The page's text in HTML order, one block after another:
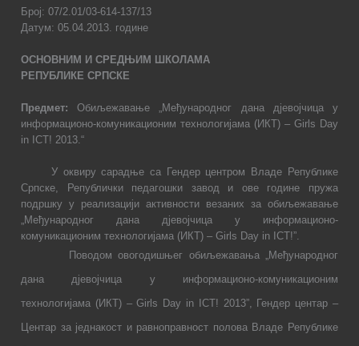
Број: 07/2.01/03-614-137/13
Датум:05 .04 2013. године
ОСНОВНИМ И СРЕДЊИМ ШКОЛАМА
РЕПУБЛИКЕ СРПСКЕ
Предмет:
Обиљежавање „Међународног дана дјевојчица у
информационо-комуникационим технологијама (ИКТ) – Girls Day
in ICT! 201 3.“
У оквиру сарадње са Гендер центром Владе Републике
Српске, Републички педагошки завод и ове године пружа
подршку у реализацији активности везаних за обиљежавање
„Међународног дана дјевојчица у информационо-
комуникационим технологијама (ИКТ)– Girls Day in ICT!”
Поводом овогодишњег обиљежавања „Међународног
дана дјевојчица у информационо-комуникационим
технологијама (ИКТ) – Girls Day in ICT! 2013”, Гендер центар –
Центар за једнакост и равноправност полова Владе Републике